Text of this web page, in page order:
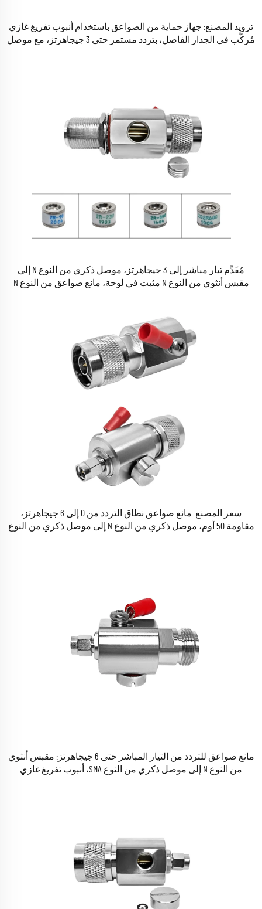
تزويد المصنع: جهاز حماية من الصواعق باستخدام أنبوب تفريغ غازي
مُركَّب في الجدار الفاصل، بتردد مستمر حتى 3 جيجاهرتز، مع موصل
مُقَدِّم تيار مباشر إلى 3 جيجاهرتز، موصل ذكري من النوع N إلى
مقبس أنثوي من النوع N مثبت في لوحة، مانع صواعق من النوع N
سعر المصنع: مانع صواعق نطاق التردد من 0 إلى 6 جيجاهرتز،
مقاومة 50 أوم، موصل ذكري من النوع N إلى موصل ذكري من النوع
مانع صواعق للتردد من التيار المباشر حتى 6 جيجاهرتز: مقبس أنثوي
من النوع N إلى موصل ذكري من النوع SMA، أنبوب تفريغ غازي